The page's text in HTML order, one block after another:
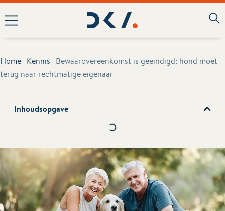
Home | Kennis | Bewaarovereenkomst is geëindigd: hond moet
terug naar rechtmatige eigenaar
Inhoudsopgave